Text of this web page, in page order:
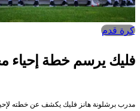
كرة قدم
فليك يرسم خطة إحياء
مدرب برشلونة هانز فليك يكشف عن خطته